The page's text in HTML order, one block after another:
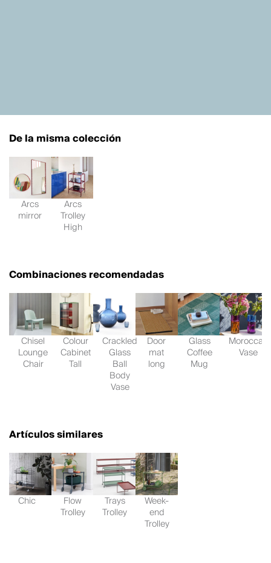
De la misma colección
Arcs
mirror
Arcs
Trolley
High
Combinaciones recomendadas
Chisel
Lounge
Chair
Colour
Cabinet
Tall
Crackled
Glass
Ball
Body
Vase
Door
mat
long
Glass
Coffee
Mug
Moroccan
Vase
Artículos similares
Chic Flow
Trolley
Trays
Trolley
Week-
end
Trolley